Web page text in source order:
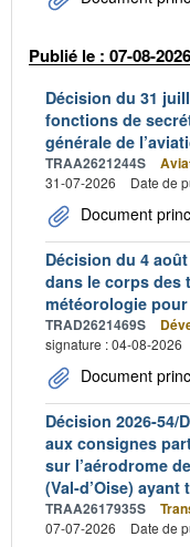
Publié le : 07-08-2026
Décision du 31
fonctions de
générale de
TRAA2621244S
31-07-2026
Date de
Document
Décision du 4
dans le corps des
météorologie pour
TRAD2621469S
signature : 04-08-2026
Document
Décision 2026-54/
aux consignes
sur l’aérodrome
(Val-d’Oise)
TRAA2617935S
07-07-2026
Date de